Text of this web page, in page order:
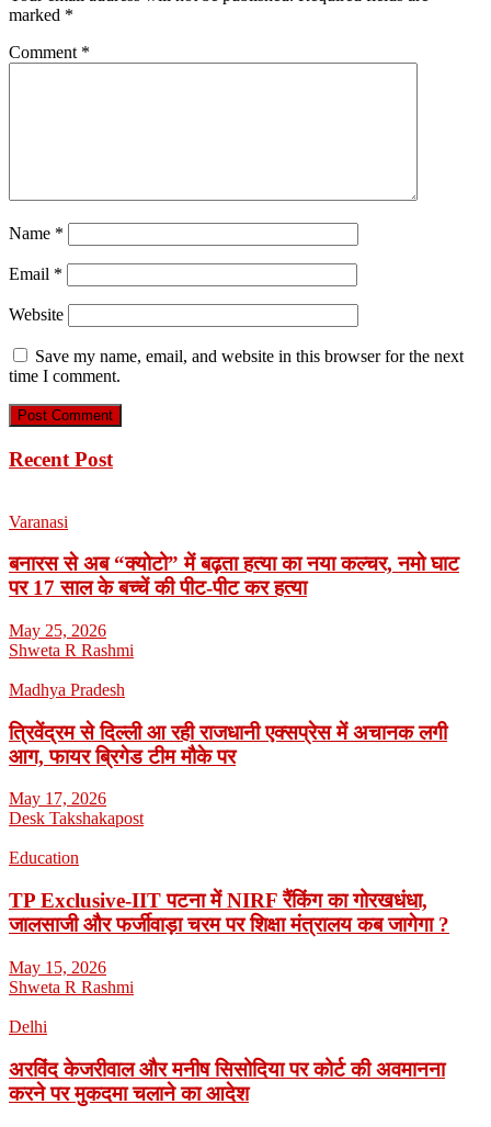
marked *
Comment *
Name *
Email *
Website
Save my name, email, and website in this browser for the next
time I comment.
Recent Post
Varanasi
बनारस से अब “क्योटो” में बढ़ता हत्या का नया कल्चर, नमो घाट
पर 17 साल के बच्चें की पीट-पीट कर हत्या
May 25, 2026
Shweta R Rashmi
Madhya Pradesh
त्रिवेंद्रम से दिल्ली आ रही राजधानी एक्सप्रेस में अचानक लगी
आग, फायर ब्रिगेड टीम मौके पर
May 17, 2026
Desk Takshakapost
Education
TP Exclusive-IIT पटना में NIRF रैंकिंग का गोरखधंधा,
जालसाजी और फर्जीवाड़ा चरम पर शिक्षा मंत्रालय कब जागेगा ?
May 15, 2026
Shweta R Rashmi
Delhi
अरविंद केजरीवाल और मनीष सिसोदिया पर कोर्ट की अवमानना
करने पर मुकदमा चलाने का आदेश